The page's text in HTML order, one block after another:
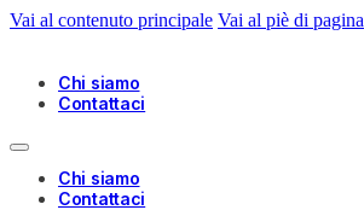
Vai al contenuto principale Vai al piè di pagina
Chi siamo
Contattaci
Chi siamo
Contattaci